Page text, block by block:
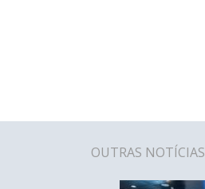
OUTRAS NOTÍCIAS